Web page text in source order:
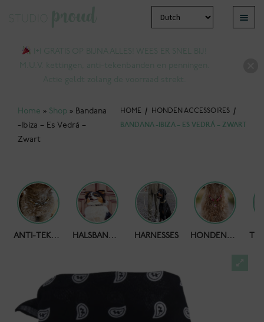
door
naar
Menu
Home » Shop » Bandana
-Ibiza – Es Vedrá –
Zwart
HOME / HONDEN ACCESSOIRES /
BANDANA -IBIZA – ES VEDRÁ – ZWART
ANTI-TEKENBAND HALSBANDEN HARNESSES HONDENKETTING